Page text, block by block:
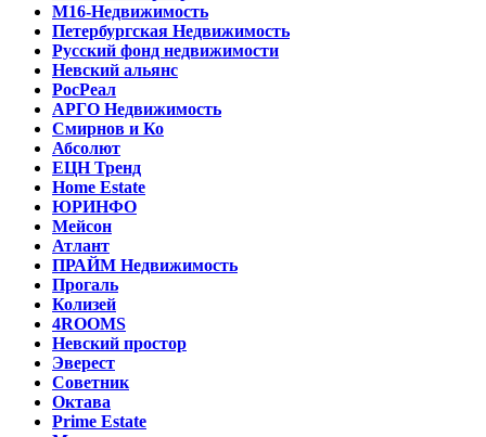
М16-Недвижимость
Петербургская Недвижимость
Русский фонд недвижимости
Невский альянс
РосРеал
АРГО Недвижимость
Смирнов и Ко
Абсолют
ЕЦН Тренд
Home Estate
ЮРИНФО
Мейсон
Атлант
ПРАЙМ Недвижимость
Прогаль
Колизей
4ROOMS
Невский простор
Эверест
Советник
Октава
Prime Estate